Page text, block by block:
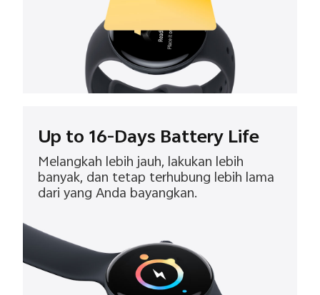
Up to 16-Days Battery Life
Melangkah lebih jauh, lakukan lebih
banyak, dan tetap terhubung lebih lama
dari yang Anda bayangkan.